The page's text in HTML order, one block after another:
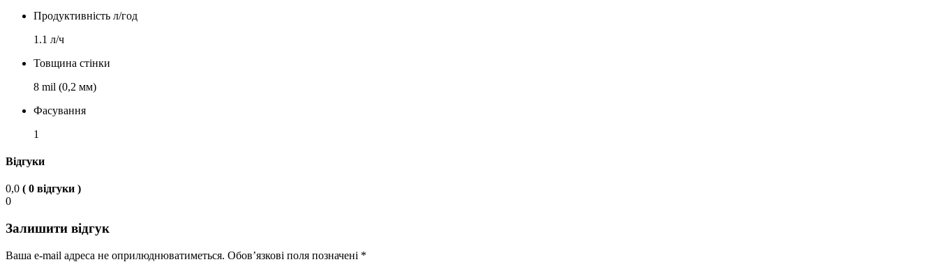
Продуктивність л/год
1.1 л/ч
Товщина стінки
8 mil (0,2 мм)
Фасування
1
Відгуки
0,0 ( 0 відгуки )
0
Залишити відгук
Ваша e-mail адреса не оприлюднюватиметься. Обов’язкові поля позначені *